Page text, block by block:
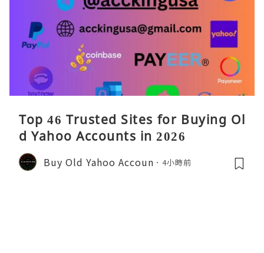
Top 46 Trusted Sites for Buying Ol
d Yahoo Accounts in 2026
Buy Old Yahoo Accoun 4小時前